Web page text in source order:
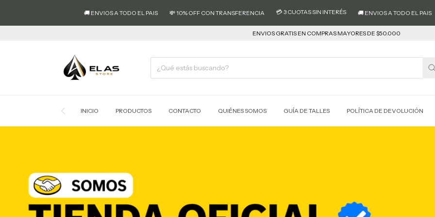
🚚 ENVIOS A TODO EL PAIS 💸 10% OFF CON TRANSFERENCIA 💳 3 CUOTAS SIN INTERÉS 🚚 ENVIOS A TODO EL PAIS 💸 10% OFF CON
ENVIOS GRATIS EN COMPRAS MAYORES DE $50.000
INICIO PRODUCTOS CONTACTO QUIÉNES SOMOS GUÍA DE TALLES POLÍTICA DE DEVOLUCIÓN